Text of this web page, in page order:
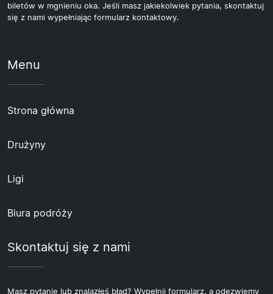
biletów w mgnieniu oka. Jeśli masz jakiekolwiek pytania, skontaktuj
się z nami wypełniając formularz kontaktowy.
Menu
Strona główna
Drużyny
Ligi
Biura podróży
Skontaktuj się z nami
Masz pytanie lub znalazłeś błąd? Wypełnij formularz, a odezwiemy